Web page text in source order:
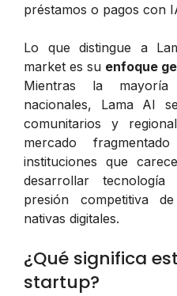
préstamos o pagos con
Lo que distingue a
market es su enfoque
Mientras la
nacionales, Lama AI
comunitarios y
mercado
instituciones que
desarrollar
presión competitiva
nativas digitales.
¿Qué significa
startup?